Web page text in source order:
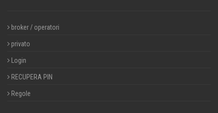
broker / operatori
privato
Login
RECUPERA PIN
Regole